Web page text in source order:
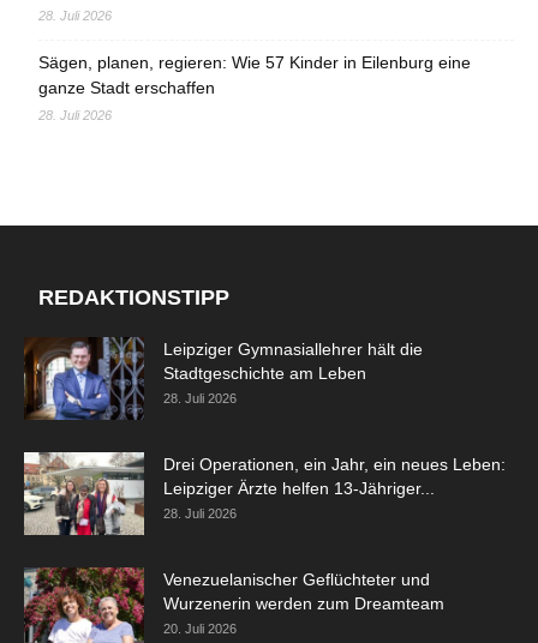
28. Juli 2026
Sägen, planen, regieren: Wie 57 Kinder in Eilenburg eine
ganze Stadt erschaffen
28. Juli 2026
REDAKTIONSTIPP
Leipziger Gymnasiallehrer hält die
Stadtgeschichte am Leben
28. Juli 2026
Drei Operationen, ein Jahr, ein neues Leben:
Leipziger Ärzte helfen 13-Jähriger...
28. Juli 2026
Venezuelanischer Geflüchteter und
Wurzenerin werden zum Dreamteam
20. Juli 2026